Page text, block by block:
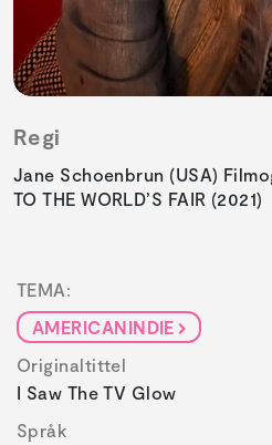
Regi
Jane Schoenbrun (USA)
TO THE WORLD’S FAIR (2021)
TEMA:
AMERICANINDIE
Originaltittel
I Saw The TV Glow
Språk